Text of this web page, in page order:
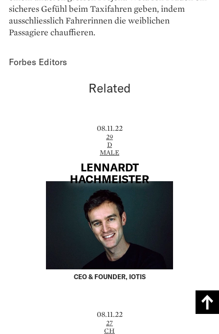
sicheres Gefühl beim Taxifahren geben, indem
ausschliesslich Fahrerinnen die weiblichen
Passagiere chauffieren.
Forbes Editors
Related
08.11.22
29
D
MALE
LENNARDT
HACHMEISTER
CEO & FOUNDER, IOTIS
08.11.22
27
CH